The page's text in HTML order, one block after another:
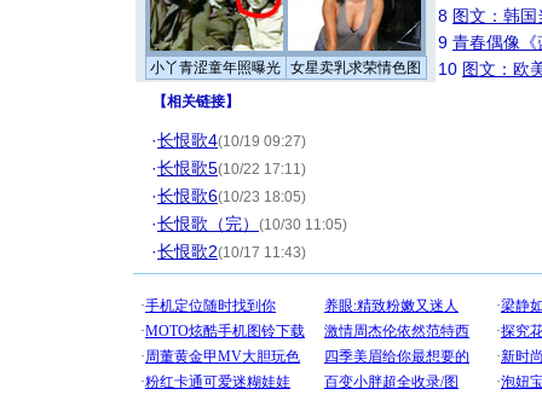
小丫青涩童年照曝光 女星卖乳求荣情色图
8 图文：韩
9 青春偶像《
10 图文：欧
【相关链接】
·长恨歌4(10/19 09:27)
·长恨歌5(10/22 17:11)
·长恨歌6(10/23 18:05)
·长恨歌（完） (10/30 11:05)
·长恨歌2(10/17 11:43)